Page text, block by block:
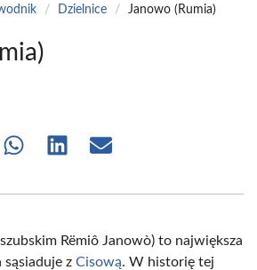
/ Dzielnice / Janowo (Rumia)
Share Share Share
Rëmiô Janowò) to największa
z Cisową. W historię tej